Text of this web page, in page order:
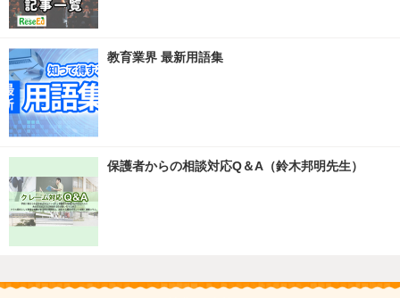
教育業界 最新用語集
保護者からの相談対応Q＆A（鈴木邦明先生）